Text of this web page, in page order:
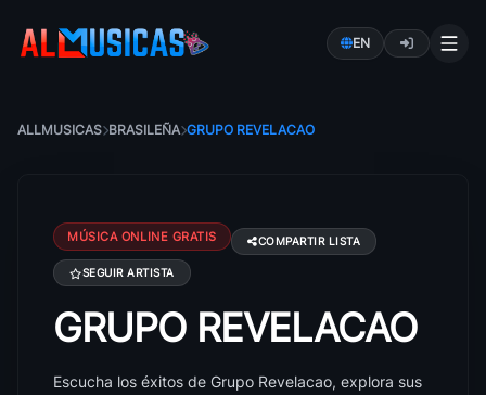
EN
ALLMUSICAS BRASILEÑA GRUPO REVELACAO
MÚSICA ONLINE GRATIS COMPARTIR LISTA
SEGUIR ARTISTA
Canciones de Grupo Revelacao: éxitos, álbumes y
GRUPO REVELACAO
Escucha los éxitos de Grupo Revelacao, explora sus